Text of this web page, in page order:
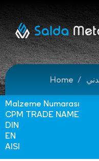
Home
Malzeme Numarası
CPM TRADE NAME
DIN
EN
AISI